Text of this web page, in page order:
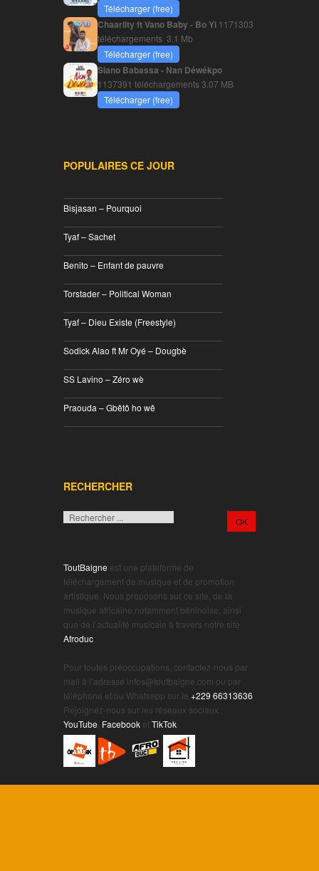
Télécharger (free)
Chaarlity ft Vano Baby - Bo Yi 1171303
téléchargements 3.1 Mb
Télécharger (free)
Siano Babassa - Nan Déwékpo
1137391 téléchargements3.07 MB
Télécharger (free)
POPULAIRES CE JOUR
Bisjasan – Pourquoi
Tyaf – Sachet
Benito – Enfant de pauvre
Torstader – Political Woman
Tyaf – Dieu Existe (Freestyle)
Sodick Alao ft Mr Oyé – Dougbè
SS Lavino – Zéro wè
Praouda – Gbêtô ho wê
RECHERCHER
ToutBaigne est une plateforme de
téléchargement de musique et de promotion
artistique. Nous proposons sur ce site, de la
musique africaine notamment béninoise, ainsi
que de l’actualité musicale à travers notre site
Afroduc
Pour toutes préoccupations, contactez-nous par
mail à l’adresse infos@toutbaigne.com ou par
téléphone et/ou Whatsapp sur le +229 66313636
Rejoignez-nous sur les réseaux sociaux :
YouTube Facebook etTikTok